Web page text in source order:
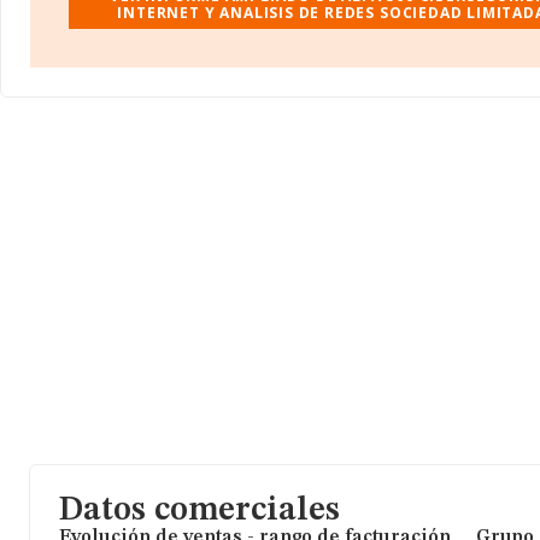
Con los datos a disposición de INFORMA sobre 18.133 empresas
21.800 millones de euros y el promedio de la facturación de
INTERNET Y ANALISIS DE REDES SOCIEDAD
Datos comerciales